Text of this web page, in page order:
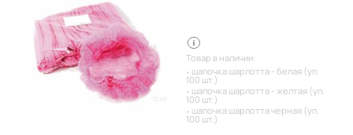
Товар в наличии:
шапочка шарлотта - белая (уп.
100 шт.)
шапочка шарлотта - желтая (уп.
100 шт.)
шапочка шарлотта черная (уп.
100 шт.)